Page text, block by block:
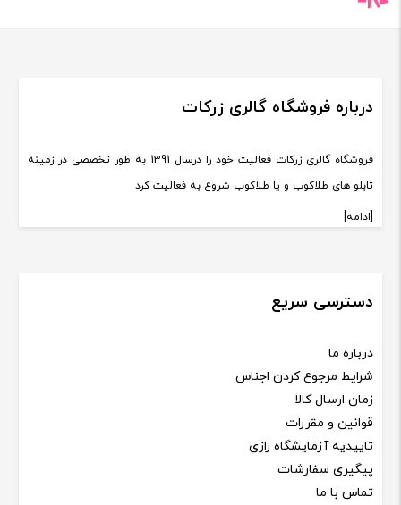
درباره فروشگاه گالری زرکات
فروشگاه گالری زرکات فعالیت خود را درسال 1391 به طور تخصصی در زمینه
تابلو های طلاکوب و یا طلاکوب شروع به فعالیت کرد
[ادامه]
دسترسی سریع
درباره ما
شرایط مرجوع کردن اجناس
زمان ارسال کالا
قوانین و مقررات
تاییدیه آزمایشگاه رازی
پیگیری سفارشات
تماس با ما